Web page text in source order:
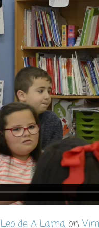
Leo de A Lama on